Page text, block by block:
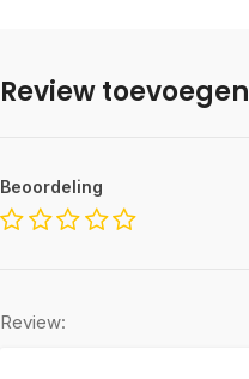
Review toevoegen
Beoordeling
Review: